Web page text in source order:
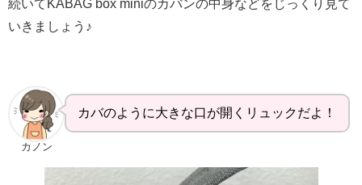
続いてKABAG box miniのカバンの中身などをじっくり見て
いきましょう♪
カノン
カバのように大きな口が開くリュックだよ！